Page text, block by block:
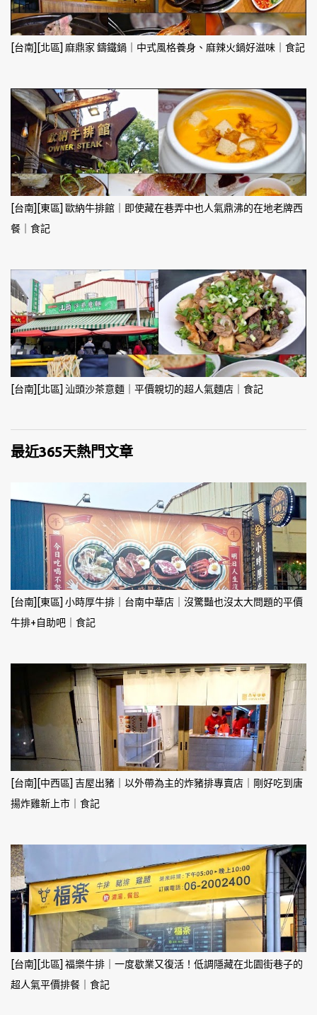
[台南][北區] 麻鼎家 鑄鐵鍋｜中式風格養身、麻辣火鍋好滋味｜食記
[台南][東區] 歐納牛排館｜即使藏在巷弄中也人氣鼎沸的在地老牌西
餐｜食記
[台南][北區] 汕頭沙茶意麵｜平價親切的超人氣麵店｜食記
最近365天熱門文章
[台南][東區] 小時厚牛排｜台南中華店｜沒驚豔也沒太大問題的平價
牛排+自助吧｜食記
[台南][中西區] 吉屋出豬｜以外帶為主的炸豬排專賣店｜剛好吃到唐
揚炸雞新上市｜食記
[台南][北區] 福樂牛排｜一度歇業又復活！低調隱藏在北園街巷子的
超人氣平價排餐｜食記